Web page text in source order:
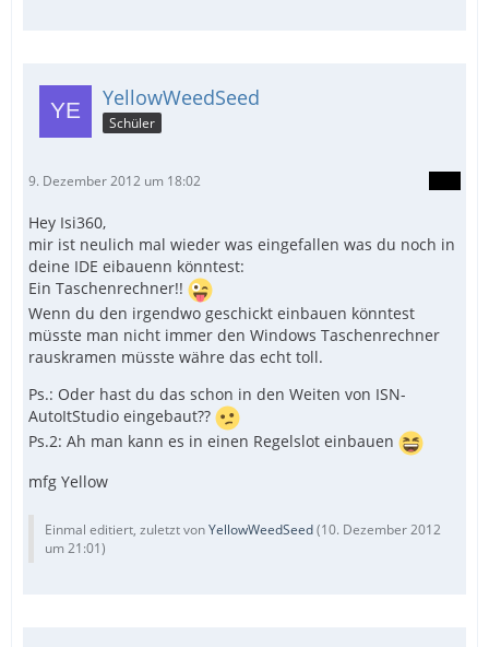
YellowWeedSeed
Schüler
9. Dezember 2012 um 18:02
Hey Isi360,
mir ist neulich mal wieder was eingefallen was du noch in
deine IDE eibauenn könntest:
Ein Taschenrechner!!
Wenn du den irgendwo geschickt einbauen könntest
müsste man nicht immer den Windows Taschenrechner
rauskramen müsste währe das echt toll.
Ps.: Oder hast du das schon in den Weiten von ISN-
AutoItStudio eingebaut??
Ps.2: Ah man kann es in einen Regelslot einbauen
mfg Yellow
Einmal editiert, zuletzt vonYellowWeedSeed(10. Dezember 2012
um 21:01)